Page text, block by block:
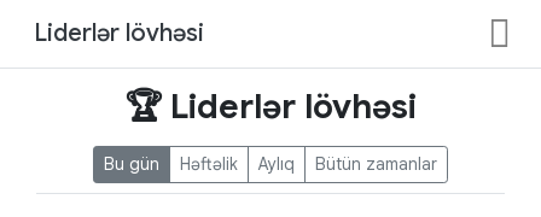
Liderlər lövhəsi
🏆 Liderlər lövhəsi
Bu gün Həftəlik Aylıq Bütün zamanlar